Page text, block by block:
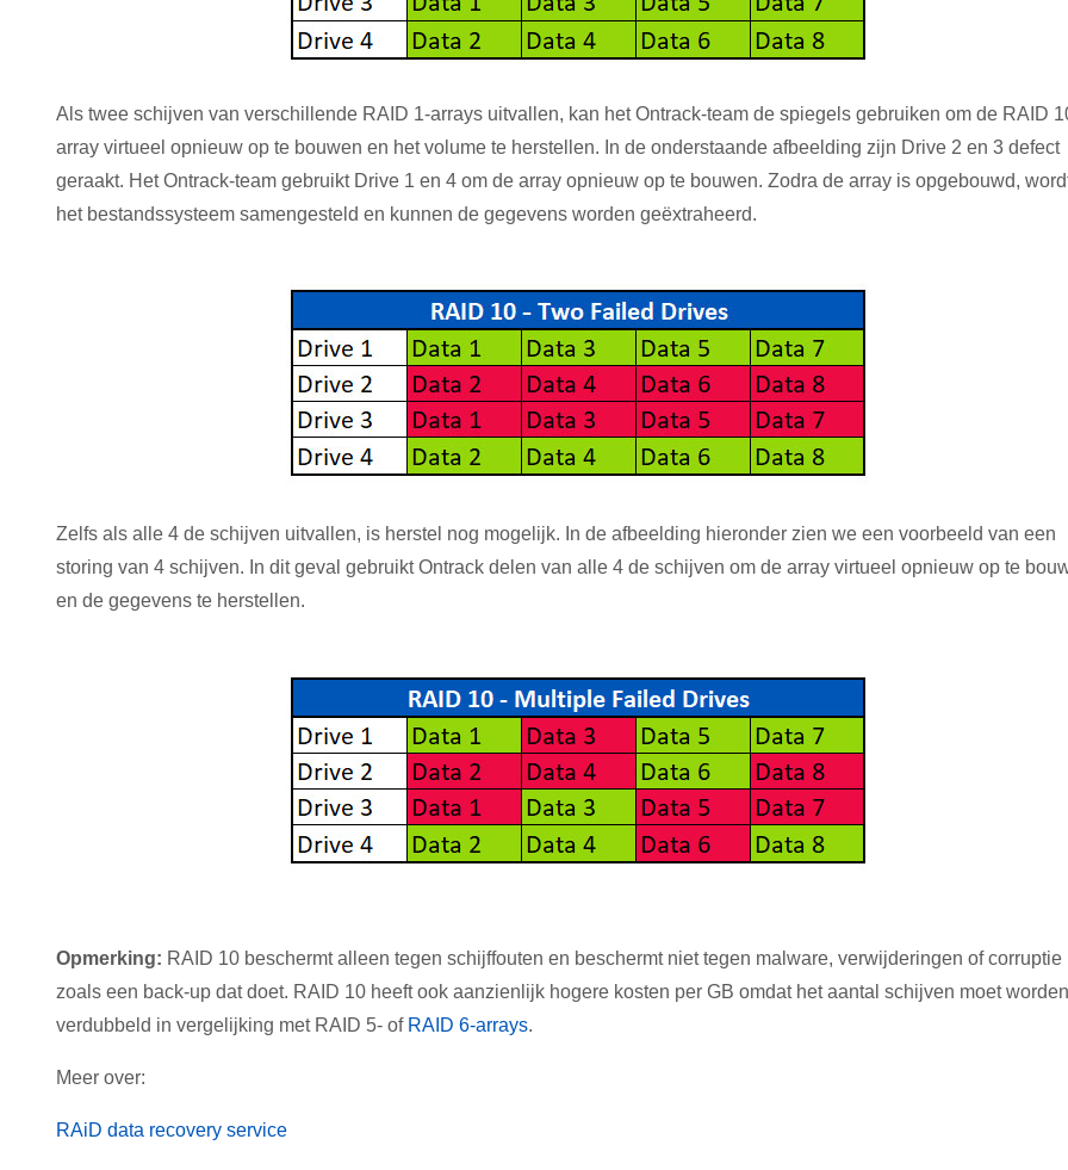
Als twee schijven van verschillende RAID 1-arrays uitvallen, kan het Ontrack-team de spiegels gebruiken om de RAID
array virtueel opnieuw op te bouwen en het volume te herstellen. In de onderstaande afbeelding zijn Drive 2 en 3 defect
geraakt. Het Ontrack-team gebruikt Drive 1 en 4 om de array opnieuw op te bouwen. Zodra de array is opgebouwd,
het bestandssysteem samengesteld en kunnen de gegevens worden geëxtraheerd.
Zelfs als alle 4 de schijven uitvallen, is herstel nog mogelijk. In de afbeelding hieronder zien we een voorbeeld van een
storing van 4 schijven. In dit geval gebruikt Ontrack delen van alle 4 de schijven om de array virtueel opnieuw op te
en de gegevens te herstellen.
Opmerking: RAID 10 beschermt alleen tegen schijffouten en beschermt niet tegen malware, verwijderingen of corruptie
zoals een back-up dat doet. RAID 10 heeft ook aanzienlijk hogere kosten per GB omdat het aantal schijven moet worden
verdubbeld in vergelijking met RAID 5- of RAID 6-arrays.
Meer over:
RAiD data recovery service